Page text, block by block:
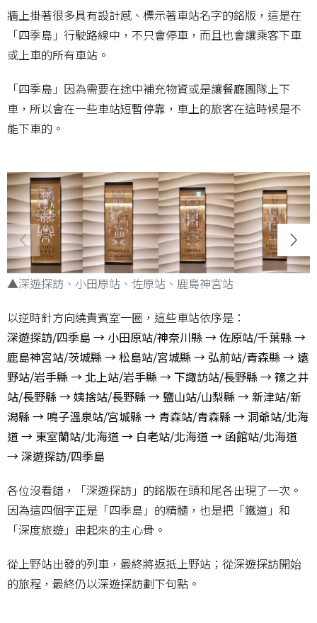
牆上掛著很多具有設計感、標示著車站名字的銘版，這是在
「四季島」行駛路線中，不只會停車，而且也會讓乘客下車
或上車的所有車站。
「四季島」因為需要在途中補充物資或是讓餐廳團隊上下
車，所以會在一些車站短暫停靠，車上的旅客在這時候是不
能下車的。
▲深遊探訪、小田原站、佐原站、鹿島神宮站
以逆時針方向繞貴賓室一圈，這些車站依序是：
深遊探訪/四季島 → 小田原站/神奈川縣 → 佐原站/千葉縣 →
鹿島神宮站/茨城縣 → 松島站/宮城縣 → 弘前站/青森縣 → 遠
野站/岩手縣 → 北上站/岩手縣 → 下諏訪站/長野縣 → 篠之井
站/長野縣 → 姨捨站/長野縣 → 鹽山站/山梨縣 → 新津站/新
潟縣 → 鳴子溫泉站/宮城縣 → 青森站/青森縣 → 洞爺站/北海
道 → 東室蘭站/北海道 → 白老站/北海道 → 函館站/北海道
→ 深遊探訪/四季島
各位沒看錯，「深遊探訪」的銘版在頭和尾各出現了一次。
因為這四個字正是「四季島」的精髓，也是把「鐵道」和
「深度旅遊」串起來的主心骨。
從上野站出發的列車，最終將返抵上野站；從深遊探訪開始
的旅程，最終仍以深遊探訪劃下句點。